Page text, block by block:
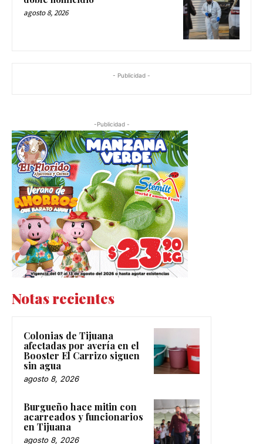
agosto 8, 2026
- Publicidad -
-Publicidad -
Notas recientes
Colonias de Tijuana
afectadas por avería en el
Booster El Carrizo siguen
sin agua
agosto 8, 2026
Burgueño hace mitin con
acarreados y funcionarios
en Tijuana
agosto 8, 2026